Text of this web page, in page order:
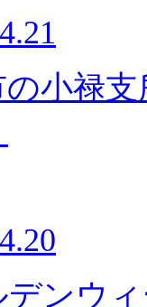
の小禄
デンウ